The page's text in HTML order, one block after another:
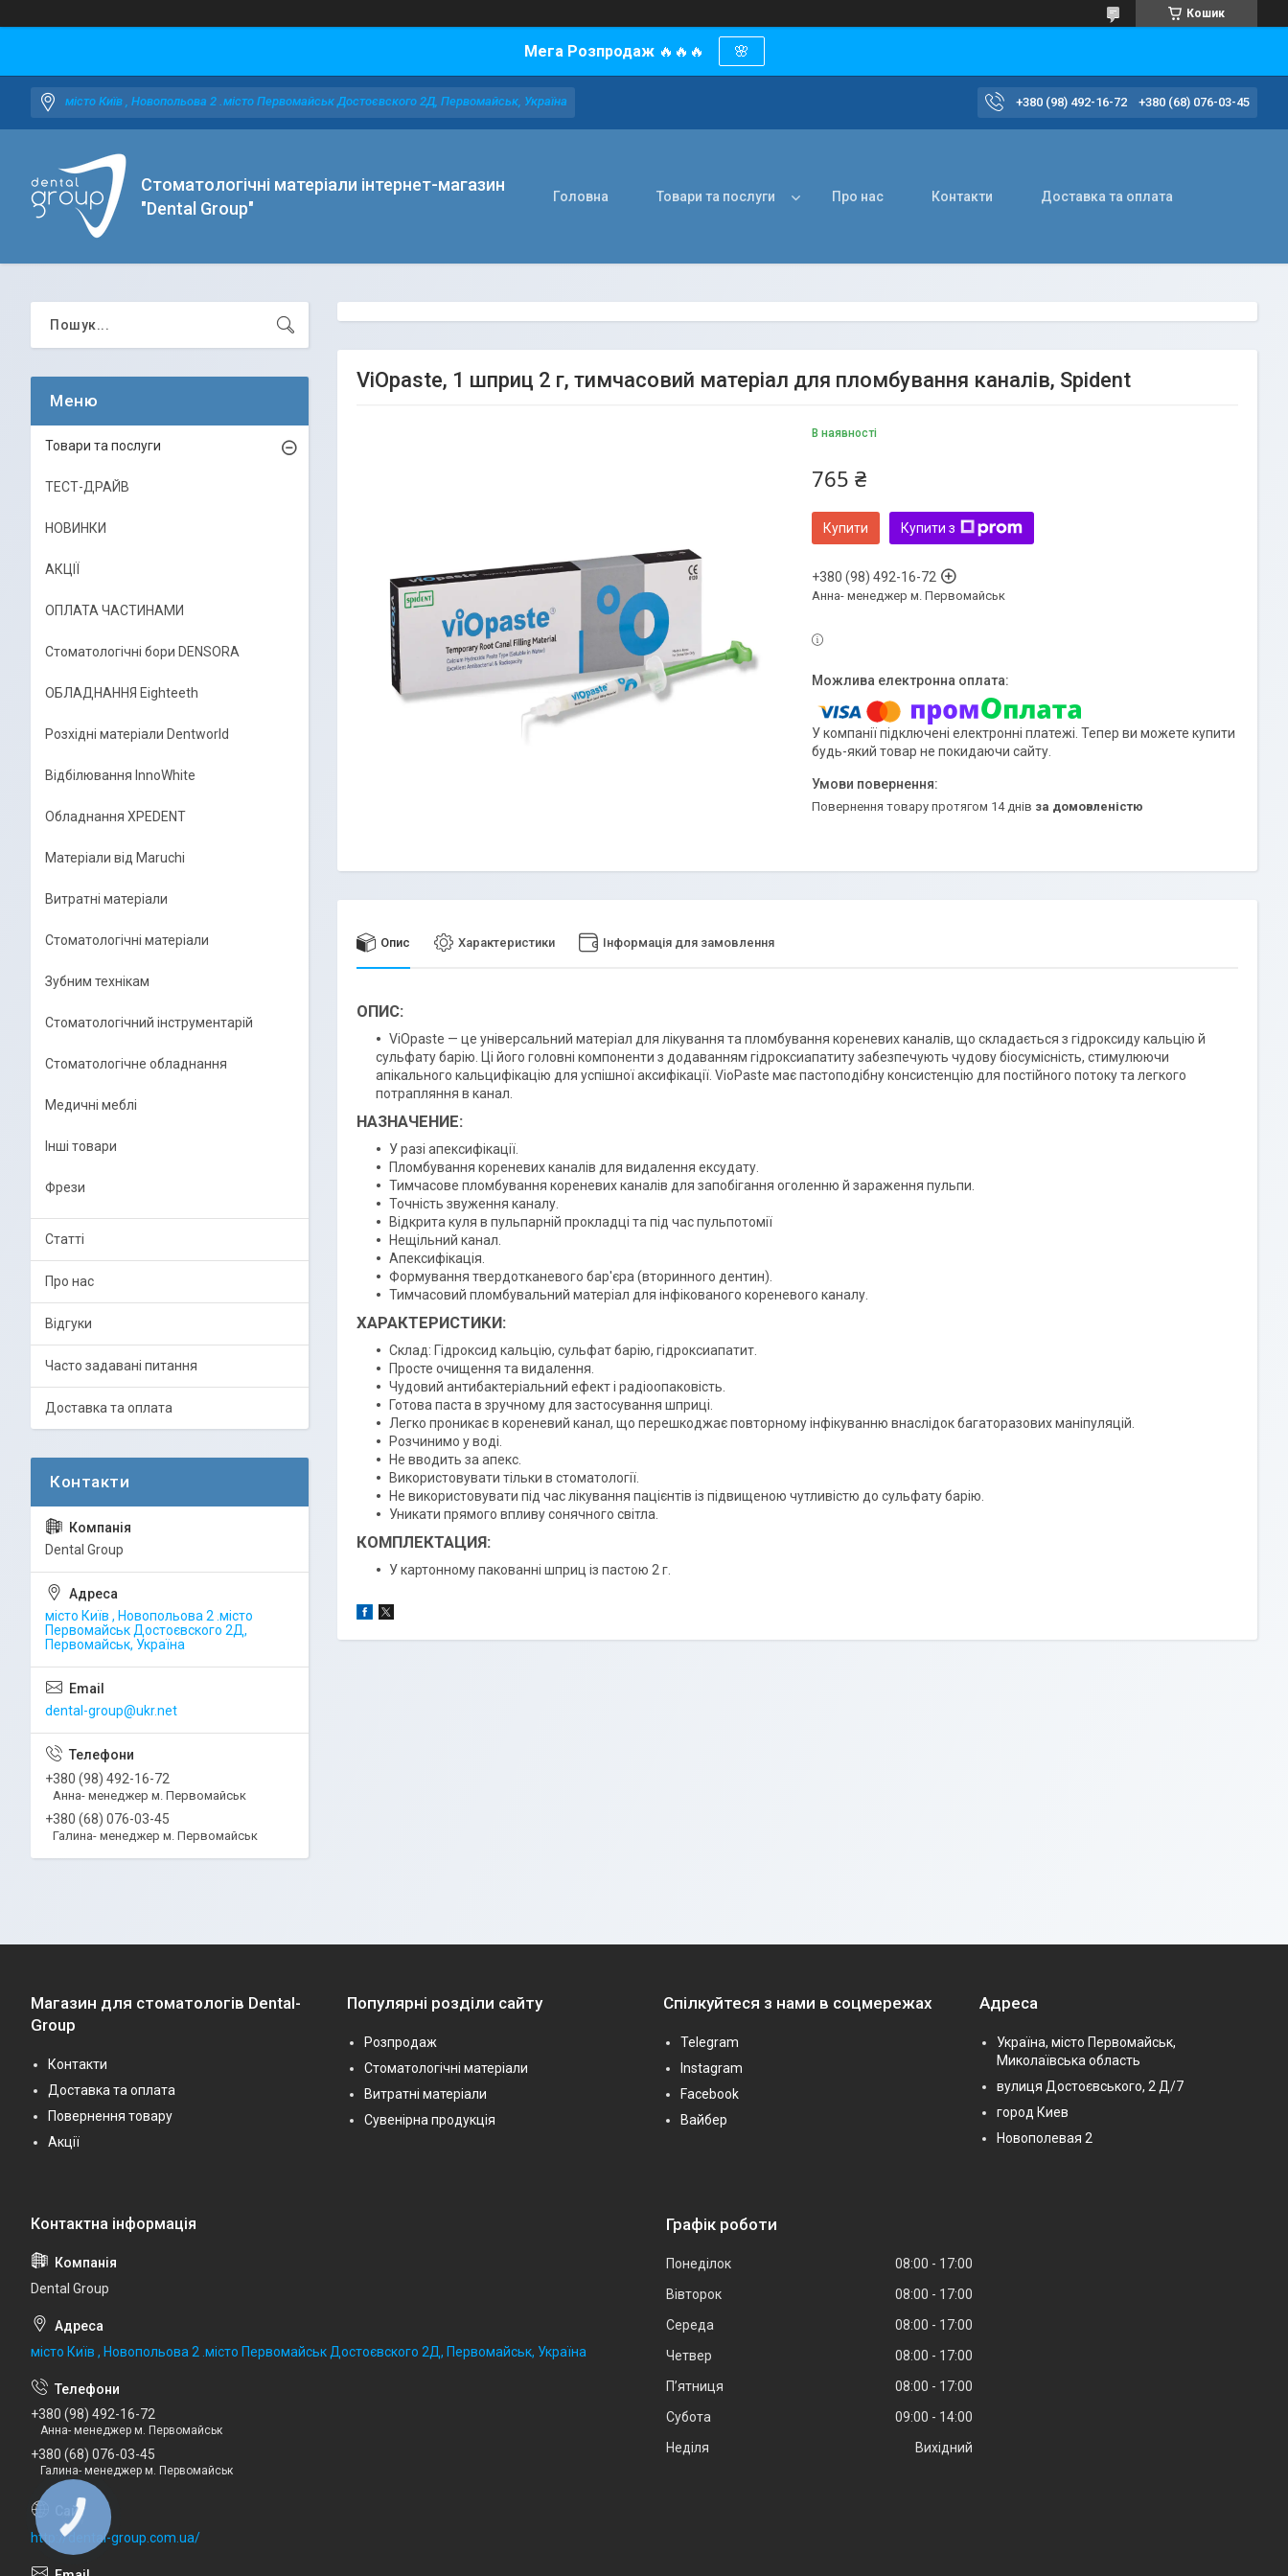
Кошик
Мега Розпродаж 🔥🔥🔥 🌸
місто Київ , Новопольова 2 .місто Первомайськ Достоєвского 2Д, Первомайськ, Україна +380 (98) 492-16-72 +380 (68) 076-03-45
Стоматологічні матеріали інтернет-магазин
"Dental Group"
Головна Товари та послуги Про нас Контакти Доставка та оплата
ViOpaste, 1 шприц 2 г, тимчасовий матеріал для пломбування каналів, Spident
В наявності
765 ₴
Купити Купити з
+380 (98) 492-16-72
Анна- менеджер м. Первомайськ
У компанії підключені електронні платежі. Тепер ви можете купити
будь-який товар не покидаючи сайту.
повернення товару протягом 14 днів за домовленістю
Опис Характеристики Інформація для замовлення
ОПИС:
ViOpaste — це універсальний матеріал для лікування та пломбування кореневих каналів, що складається з гідроксиду кальцію й
сульфату барію. Ці його головні компоненти з додаванням гідроксиапатиту забезпечують чудову біосумісність, стимулюючи
апікального кальцифікацію для успішної аксифікації. VioPaste має пастоподібну консистенцію для постійного потоку та легкого
потрапляння в канал.
НАЗНАЧЕНИЕ:
У разі апексифікації.
Пломбування кореневих каналів для видалення ексудату.
Тимчасове пломбування кореневих каналів для запобігання оголенню й зараження пульпи.
Точність звуження каналу.
Відкрита куля в пульпарній прокладці та під час пульпотомії
Нещільний канал.
Апексифікація.
Формування твердотканевого бар'єра (вторинного дентин).
Тимчасовий пломбувальний матеріал для інфікованого кореневого каналу.
ХАРАКТЕРИСТИКИ:
Склад: Гідроксид кальцію, сульфат барію, гідроксиапатит.
Просте очищення та видалення.
Чудовий антибактеріальний ефект і радіоопаковість.
Готова паста в зручному для застосування шприці.
Легко проникає в кореневий канал, що перешкоджає повторному інфікуванню внаслідок багаторазових маніпуляцій.
Розчинимо у воді.
Не вводить за апекс.
Використовувати тільки в стоматології.
Не використовувати під час лікування пацієнтів із підвищеною чутливістю до сульфату барію.
Уникати прямого впливу сонячного світла.
КОМПЛЕКТАЦИЯ:
У картонному пакованні шприц із пастою 2 г.
Товари та послуги
ТЕСТ-ДРАЙВ
НОВИНКИ
АКЦІЇ
ОПЛАТА ЧАСТИНАМИ
Стоматологічні бори DENSORA
ОБЛАДНАННЯ Eighteeth
Розхідні матеріали Dentworld
Відбілювання InnoWhite
Обладнання XPEDENT
Матеріали від Maruchi
Витратні матеріали
Стоматологічні матеріали
Зубним технікам
Стоматологічний інструментарій
Стоматологічне обладнання
Медичні меблі
Інші товари
Фрези
Статті
Про нас
Відгуки
Часто задавані питання
Доставка та оплата
Dental Group
місто Київ , Новопольова 2 .місто
Первомайськ Достоєвского 2Д,
Первомайськ, Україна
dental-group@ukr.net
+380 (98) 492-16-72
Анна- менеджер м. Первомайськ
+380 (68) 076-03-45
Галина- менеджер м. Первомайськ
Магазин для стоматологів Dental-
Group
Контакти
Доставка та оплата
Повернення товару
Акції
Популярні розділи сайту
Розпродаж
Стоматологічні матеріали
Витратні матеріали
Сувенірна продукція
Спілкуйтеся з нами в соцмережах
Telegram
Instagram
Facebook
Вайбер
Адреса
Україна, місто Первомайськ,
Миколаївська область
вулиця Достоєвського, 2 Д/7
город Киев
Новополевая 2
Dental Group
місто Київ , Новопольова 2 .місто Первомайськ Достоєвского 2Д, Первомайськ, Україна
+380 (98) 492-16-72
Анна- менеджер м. Первомайськ
+380 (68) 076-03-45
Галина- менеджер м. Первомайськ
http://dental-group.com.ua/
Графік роботи
Понеділок 08:00
17:00
Вівторок
08:00
17:00
Середа
08:00
17:00
Четвер
08:00
17:00
Пʼятниця
08:00
17:00
Субота
09:00
14:00
Неділя
Вихідний